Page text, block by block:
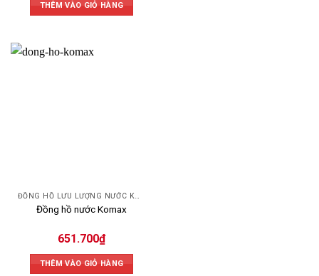
THÊM VÀO GIỎ HÀNG
Đồng hồ nước Komax
651.700₫
THÊM VÀO GIỎ HÀNG